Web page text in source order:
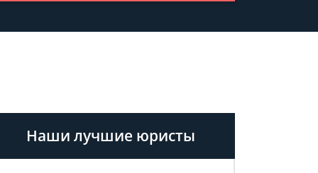
Наши лучшие юристы